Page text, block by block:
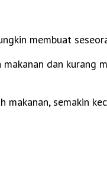
membuat
dan kurang
semakin